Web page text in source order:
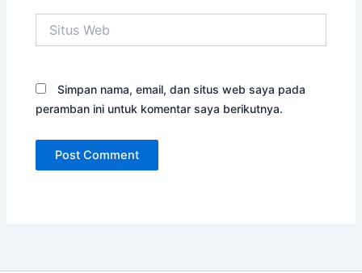
Web
Simpan nama, email, dan situs web saya pada
peramban ini untuk komentar saya berikutnya.